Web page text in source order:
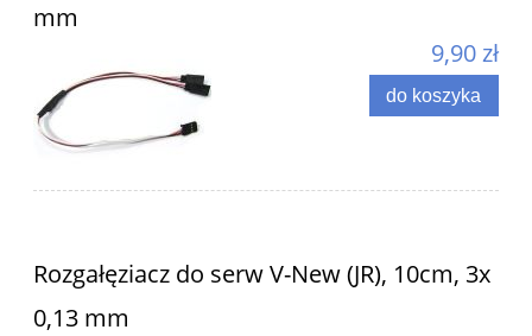
mm
9,90 zł
do koszyka
Rozgałęziacz do serw V-New (JR), 10cm, 3x
0,13 mm